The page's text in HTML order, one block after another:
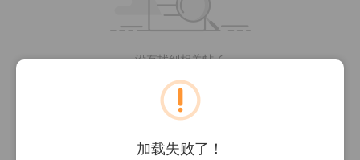
没有找到相关帖子
加载失败了！